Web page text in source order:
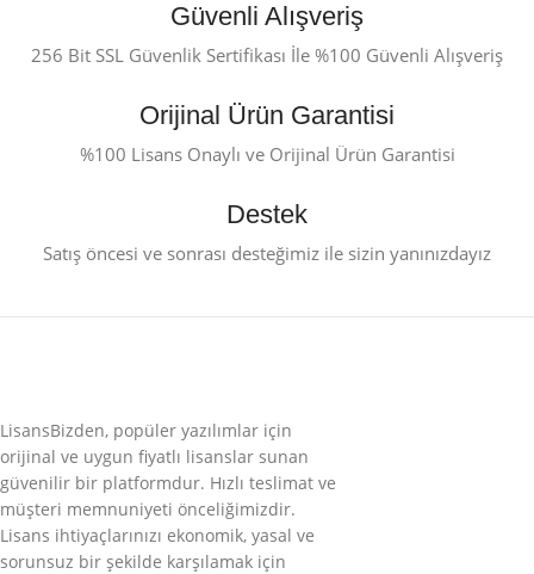
Güvenli Alışveriş
256 Bit SSL Güvenlik Sertifikası İle %100 Güvenli Alışveriş
Orijinal Ürün Garantisi
%100 Lisans Onaylı ve Orijinal Ürün Garantisi
Destek
Satış öncesi ve sonrası desteğimiz ile sizin yanınızdayız
LisansBizden, popüler yazılımlar için
orijinal ve uygun fiyatlı lisanslar sunan
güvenilir bir platformdur. Hızlı teslimat ve
müşteri memnuniyeti önceliğimizdir.
Lisans ihtiyaçlarınızı ekonomik, yasal ve
sorunsuz bir şekilde karşılamak için